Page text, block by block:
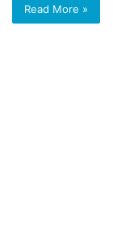
Read More »